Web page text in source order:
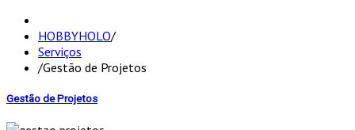
HOBBYHOLO/
Serviços
/Gestão de Projetos
Gestão de Projetos